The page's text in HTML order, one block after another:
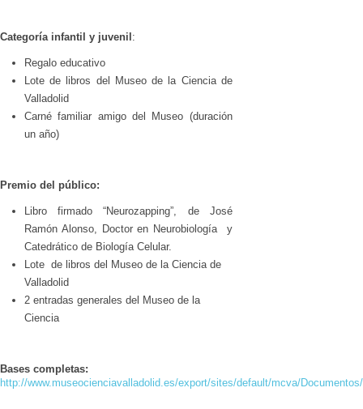
Categoría infantil y juvenil:
Regalo educativo
Lote de libros del Museo de la Ciencia de
Valladolid
Carné familiar amigo del Museo (duración
un año)
Premio del público:
Libro firmado “Neurozapping”, de José
Ramón Alonso, Doctor en Neurobiología y
Catedrático de Biología Celular.
Lote de libros del Museo de la Ciencia de
Valladolid
2 entradas generales del Museo de la
Ciencia
Bases completas:
http://www.museocienciavalladolid.es/export/sites/default/mcva/